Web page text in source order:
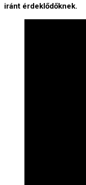
iránt érdeklődőknek.